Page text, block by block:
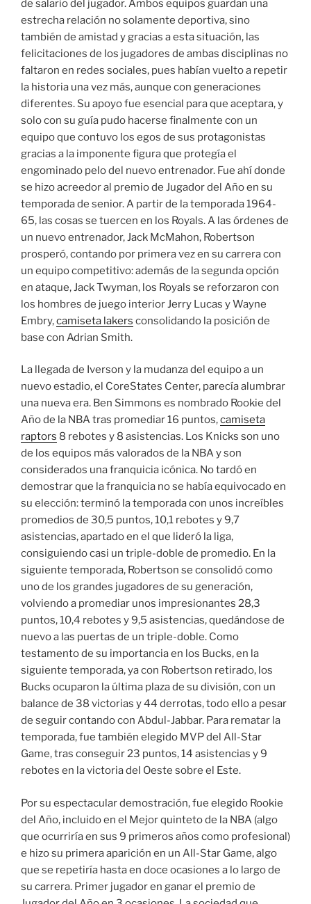
de salario del jugador. Ambos equipos guardan una
estrecha relación no solamente deportiva, sino
también de amistad y gracias a esta situación, las
felicitaciones de los jugadores de ambas disciplinas no
faltaron en redes sociales, pues habían vuelto a repetir
la historia una vez más, aunque con generaciones
diferentes. Su apoyo fue esencial para que aceptara, y
solo con su guía pudo hacerse finalmente con un
equipo que contuvo los egos de sus protagonistas
gracias a la imponente figura que protegía el
engominado pelo del nuevo entrenador. Fue ahí donde
se hizo acreedor al premio de Jugador del Año en su
temporada de senior. A partir de la temporada 1964-
65, las cosas se tuercen en los Royals. A las órdenes de
un nuevo entrenador, Jack McMahon, Robertson
prosperó, contando por primera vez en su carrera con
un equipo competitivo: además de la segunda opción
en ataque, Jack Twyman, los Royals se reforzaron con
los hombres de juego interior Jerry Lucas y Wayne
Embry,camiseta lakers consolidando la posición de
base con Adrian Smith.
La llegada de Iverson y la mudanza del equipo a un
nuevo estadio, el CoreStates Center, parecía alumbrar
una nueva era. Ben Simmons es nombrado Rookie del
Año de la NBA tras promediar 16 puntos,camiseta
raptors 8 rebotes y 8 asistencias. Los Knicks son uno
de los equipos más valorados de la NBA y son
considerados una franquicia icónica. No tardó en
demostrar que la franquicia no se había equivocado en
su elección: terminó la temporada con unos increíbles
promedios de 30,5 puntos, 10,1 rebotes y 9,7
asistencias, apartado en el que lideró la liga,
consiguiendo casi un triple-doble de promedio. En la
siguiente temporada, Robertson se consolidó como
uno de los grandes jugadores de su generación,
volviendo a promediar unos impresionantes 28,3
puntos, 10,4 rebotes y 9,5 asistencias, quedándose de
nuevo a las puertas de un triple-doble. Como
testamento de su importancia en los Bucks, en la
siguiente temporada, ya con Robertson retirado, los
Bucks ocuparon la última plaza de su división, con un
balance de 38 victorias y 44 derrotas, todo ello a pesar
de seguir contando con Abdul-Jabbar. Para rematar la
temporada, fue también elegido MVP del All-Star
Game, tras conseguir 23 puntos, 14 asistencias y 9
rebotes en la victoria del Oeste sobre el Este.
Por su espectacular demostración, fue elegido Rookie
del Año, incluido en el Mejor quinteto de la NBA (algo
que ocurriría en sus 9 primeros años como profesional)
e hizo su primera aparición en un All-Star Game, algo
que se repetiría hasta en doce ocasiones a lo largo de
su carrera. Primer jugador en ganar el premio de